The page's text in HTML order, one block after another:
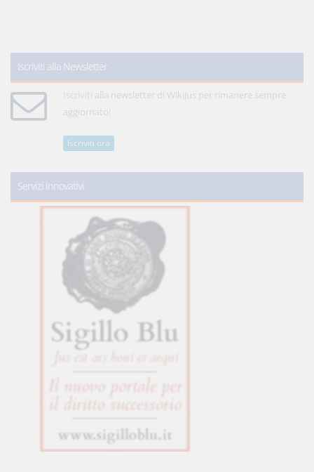
Iscriviti alla Newsletter
Iscriviti alla newsletter di WikiJus per rimanere sempre
aggiornato!
Iscriviti ora
Servizi innovativi